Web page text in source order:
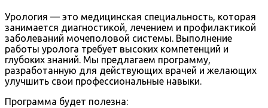
Урология — это медицинская специальность, которая
занимается диагностикой, лечением и профилактикой
заболеваний мочеполовой системы. Выполнение
работы уролога требует высоких компетенций и
глубоких знаний. Мы предлагаем программу,
разработанную для действующих врачей и желающих
улучшить свои профессиональные навыки.
Программа будет полезна: